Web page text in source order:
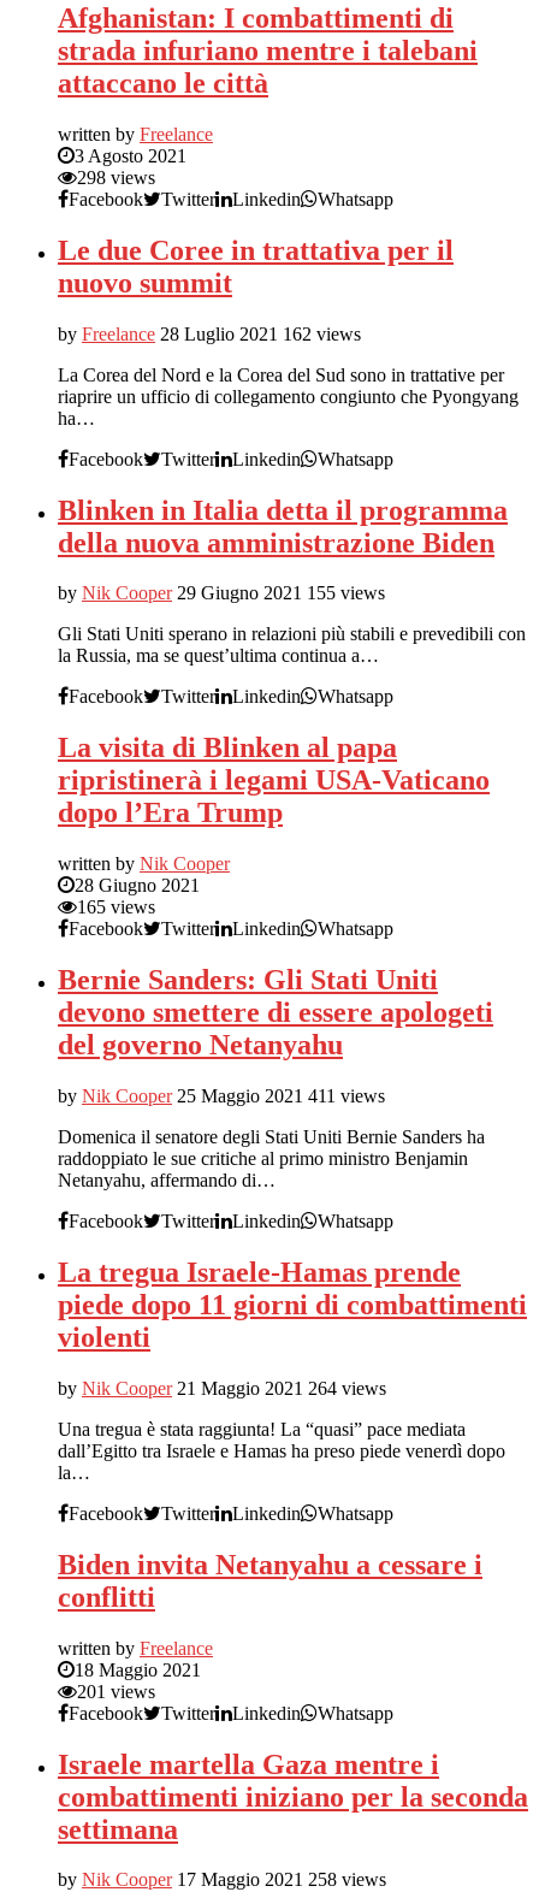
Afghanistan: I combattimenti di
strada infuriano mentre i talebani
attaccano le città
written by Freelance
3 Agosto 2021
298 views
Facebook
Twitter Linkedin Whatsapp
Le due Coree in trattativa per il
nuovo summit
by Freelance 28 Luglio 2021 162 views
La Corea del Nord e la Corea del Sud sono in trattative per
riaprire un ufficio di collegamento congiunto che Pyongyang
ha…
Facebook
Twitter Linkedin Whatsapp
Blinken in Italia detta il programma
della nuova amministrazione Biden
by Nik Cooper 29 Giugno 2021 155 views
Gli Stati Uniti sperano in relazioni più stabili e prevedibili con
la Russia, ma se quest’ultima continua a…
Facebook
Twitter Linkedin Whatsapp
La visita di Blinken al papa
ripristinerà i legami USA-Vaticano
dopo l’Era Trump
written by Nik Cooper
28 Giugno 2021
165 views
Facebook
Twitter Linkedin Whatsapp
Bernie Sanders: Gli Stati Uniti
devono smettere di essere apologeti
del governo Netanyahu
by Nik Cooper 25 Maggio 2021 411 views
Domenica il senatore degli Stati Uniti Bernie Sanders ha
raddoppiato le sue critiche al primo ministro Benjamin
Netanyahu, affermando di…
Facebook
Twitter Linkedin Whatsapp
La tregua Israele-Hamas prende
piede dopo 11 giorni di combattimenti
violenti
by Nik Cooper 21 Maggio 2021 264 views
Una tregua è stata raggiunta! La “quasi” pace mediata
dall’Egitto tra Israele e Hamas ha preso piede venerdì dopo
la…
Facebook
Twitter Linkedin Whatsapp
Biden invita Netanyahu a cessare i
conflitti
written by Freelance
18 Maggio 2021
201 views
Facebook
Twitter Linkedin Whatsapp
Israele martella Gaza mentre i
combattimenti iniziano per la seconda
settimana
by Nik Cooper 17 Maggio 2021 258 views